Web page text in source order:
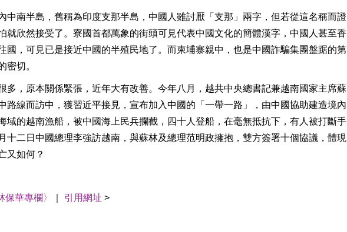
中南半島，舊稱為印度支那半島，中國人雖討厭「支那」兩字，但若從這名稱而證
就欣然接受了。寮國首都萬象的街頭可見代表中國文化的簡體漢字，中國人甚至香
國，可見已是接近中國的半殖民地了。而柬埔寨親中，也是中國詐騙集團盤踞的第
密切。
多，原本關係緊張，近年大有改善。今年八月，越共中央總書記兼越南國家主席蘇
路線而訪中，獲習近平接見，宣布加入中國的「一帶一路」，由中國協助建造境內
域的越南漁船，被中國海上民兵攔截，四十人登船，在毫無抵抗下，有人被打斷手
十二日中國總理李強訪越南，與蘇林及總理范明政擁抱，雙方簽署十個協議，體現
又如何？
保華專欄〉 引用網址 >